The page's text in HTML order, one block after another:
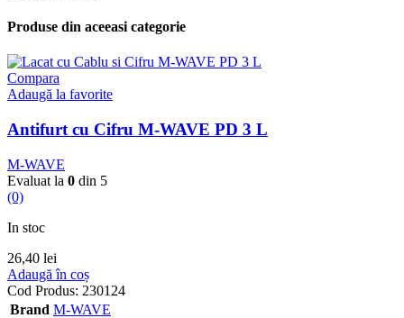
Produse din aceeasi categorie
Compara
Adaugă la favorite
Antifurt cu Cifru M-WAVE PD 3 L
M-WAVE
Evaluat la 0 din 5
(0)
In stoc
26,40 lei
Adaugă în coș
Cod Produs: 230124
Brand M-WAVE